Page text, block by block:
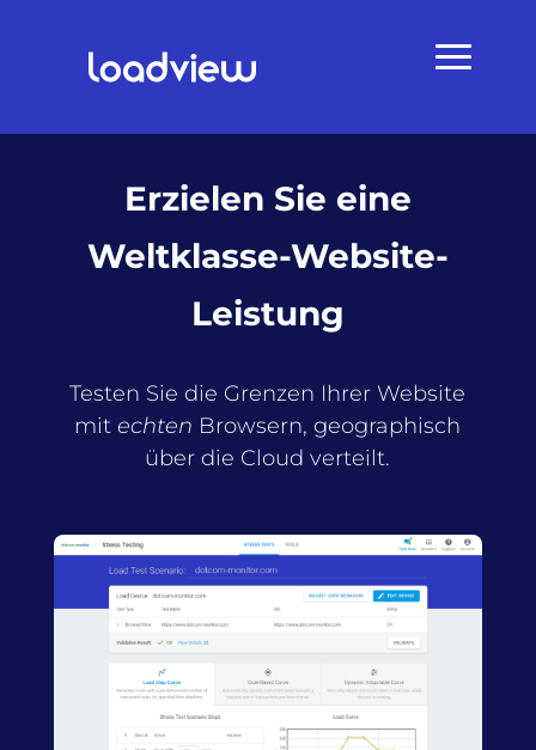
Erzielen Sie eine
Weltklasse-Website-
Leistung
Testen Sie die Grenzen Ihrer Website
mitechten Browsern, geographisch
über die Cloud verteilt.